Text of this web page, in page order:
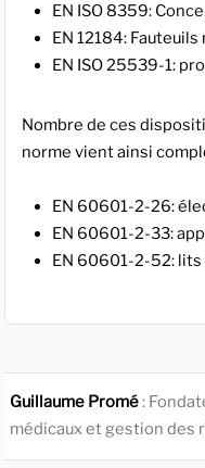
EN ISO 8359:
EN 12184:
EN ISO 25539-1:
Nombre de ces
norme vient ainsi
EN 60601-2-26:
EN 60601-2-33:
EN 60601-2-52: lits
Guillaume Promé:
médicaux et gestion des